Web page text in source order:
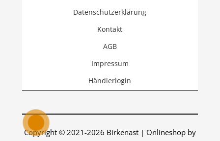
Datenschutzerklärung
Kontakt
AGB
Impressum
Händlerlogin
Copyright © 2021-2026 Birkenast | Onlineshop by